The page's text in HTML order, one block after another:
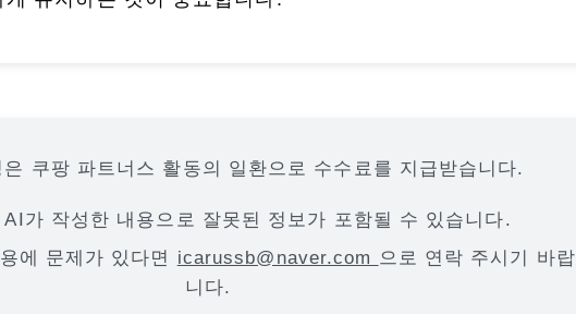
은 쿠팡 파트너스 활동의 일환으로 수수료를 지급받습니다.
AI가 작성한 내용으로 잘못된 정보가 포함될 수 있습니다.
에 문제가 있다면 icarussb@naver.com 으로 연락 주시기 바랍
니다.